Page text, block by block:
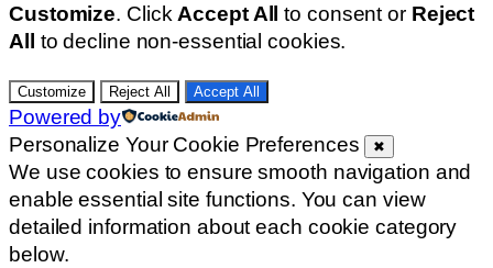
Customize. Click Accept All to consent or Reject
All
to decline non-essential cookies.
Customize Reject All Accept All
Powered by
Personalize Your Cookie Preferences
✖
We use cookies to ensure smooth navigation and
enable essential site functions. You can view
detailed information about each cookie category
below.